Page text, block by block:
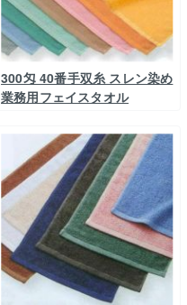
300匁 40番手双糸 スレン染め
業務用フェイスタオル